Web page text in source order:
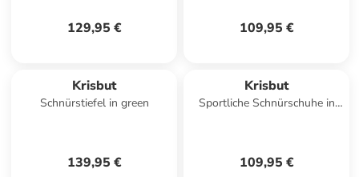
129,95 € 109,95 €
Krisbut
Schnürstiefel in green
139,95 €
Krisbut
Sportliche Schnürschuhe in
109,95 €